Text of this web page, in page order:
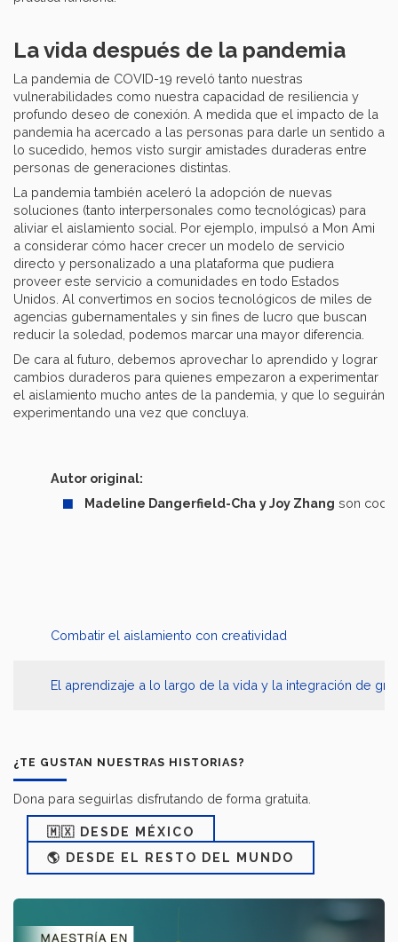
La vida después de la pandemia
La pandemia de COVID-19 reveló tanto nuestras
vulnerabilidades como nuestra capacidad de resiliencia y
profundo deseo de conexión. A medida que el impacto de la
pandemia ha acercado a las personas para darle un sentido a
lo sucedido, hemos visto surgir amistades duraderas entre
personas de generaciones distintas.
La pandemia también aceleró la adopción de nuevas
soluciones (tanto interpersonales como tecnológicas) para
aliviar el aislamiento social. Por ejemplo, impulsó a Mon Ami
a considerar cómo hacer crecer un modelo de servicio
directo y personalizado a una plataforma que pudiera
proveer este servicio a comunidades en todo Estados
Unidos. Al convertimos en socios tecnológicos de miles de
agencias gubernamentales y sin fines de lucro que buscan
reducir la soledad, podemos marcar una mayor diferencia.
De cara al futuro, debemos aprovechar lo aprendido y lograr
cambios duraderos para quienes empezaron a experimentar
el aislamiento mucho antes de la pandemia, y que lo seguirán
experimentando una vez que concluya.
Autor original:
Madeline Dangerfield-Cha y Joy Zhang son
Combatir el aislamiento con creatividad
El aprendizaje a lo largo de la vida y la integración de
¿TE GUSTAN NUESTRAS HISTORIAS?
Dona para seguirlas disfrutando de forma gratuita.
🇲🇽 DESDE MÉXICO
🌎 DESDE EL RESTO DEL MUNDO